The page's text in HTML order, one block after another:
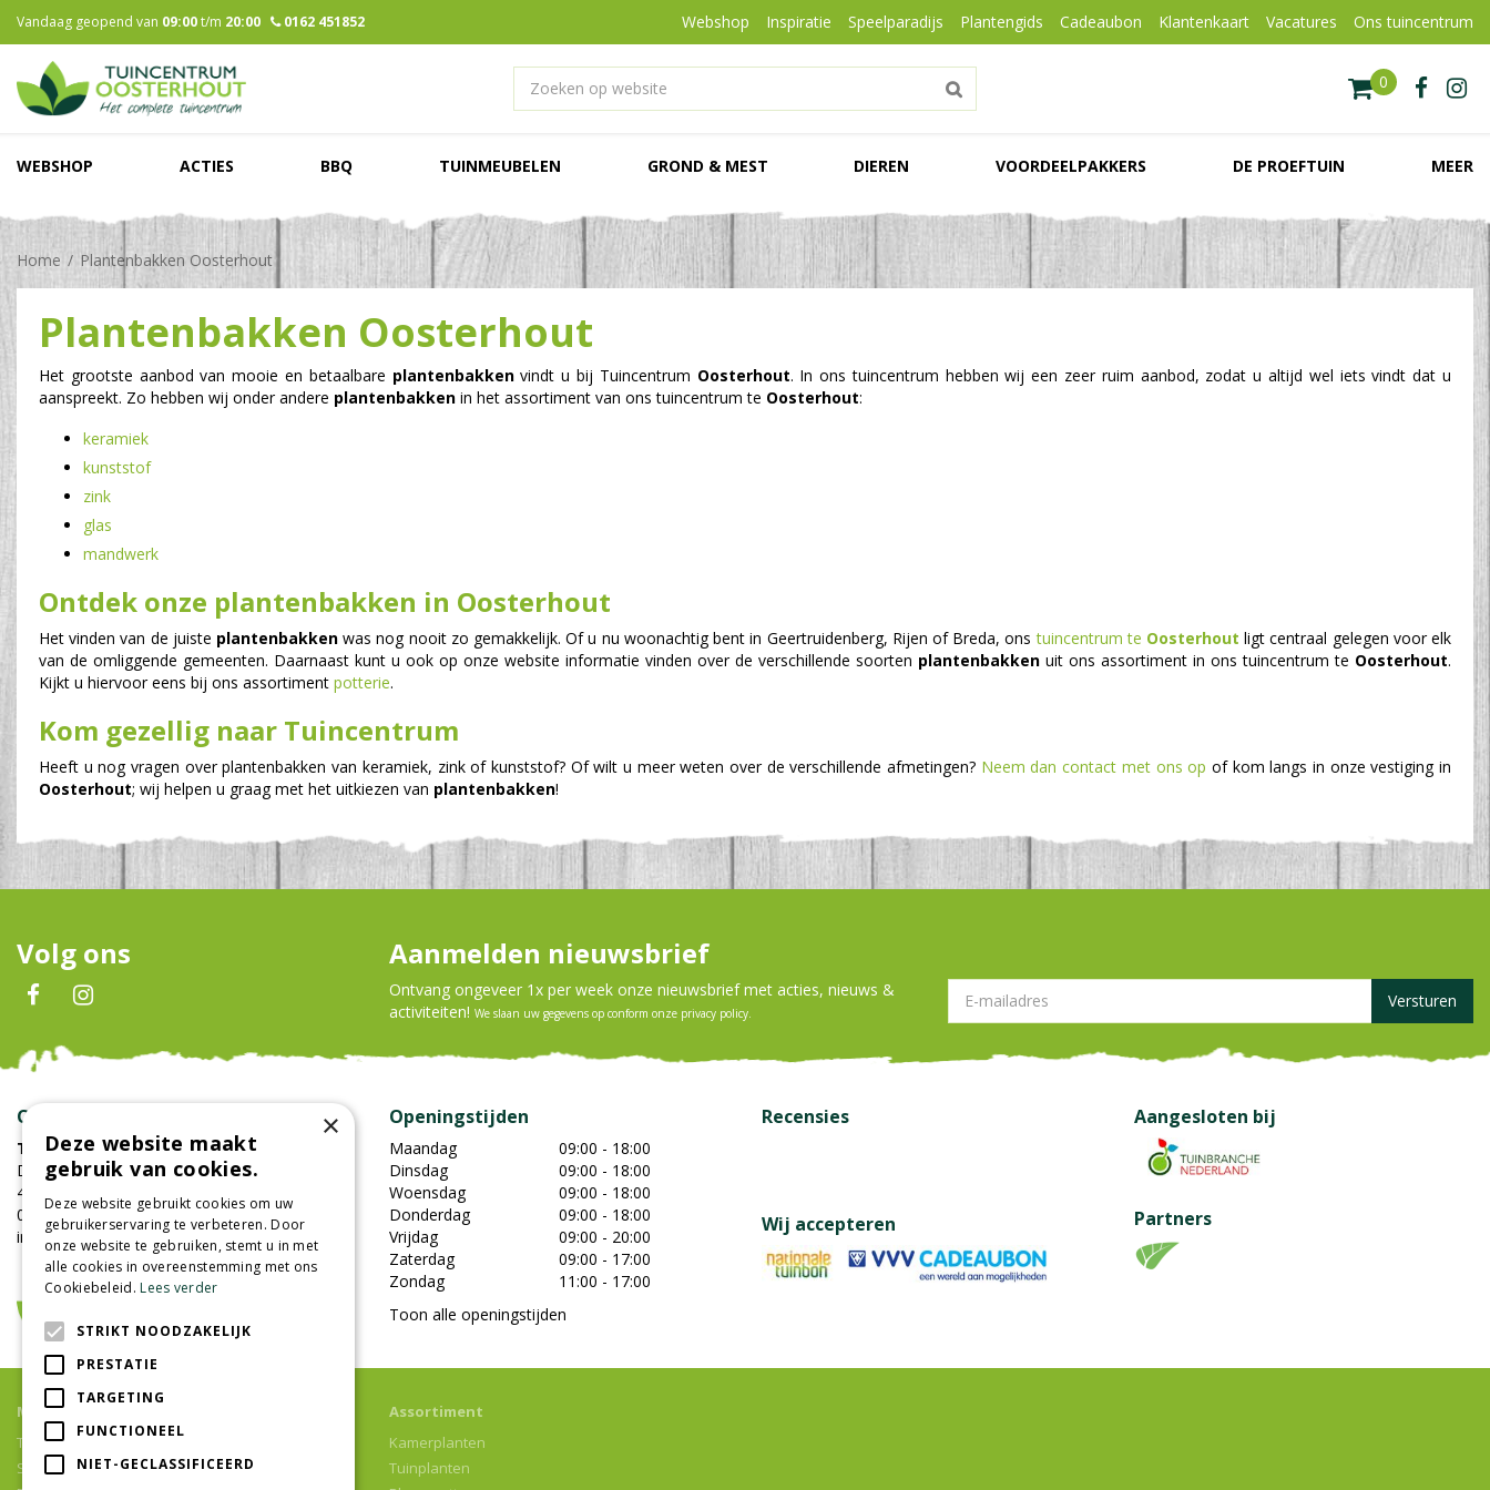
naar
Home Plantenbakken Oosterhout
Vandaag geopend van 09:00t/m 20:00 0162 451852 Webshop Inspiratie Speelparadijs Plantengids Cadeaubon Klantenkaart Vacatures Ons tuincentrum
WEBSHOP ACTIES BBQ TUINMEUBELEN GROND & MEST DIEREN VOORDEELPAKKERS DE PROEFTUIN MEER
Plantenbakken Oosterhout
Het grootste aanbod van mooie en betaalbare plantenbakkenvindt u bij Tuincentrum Oosterhout. In ons tuincentrum hebben wij een zeer ruim aanbod, zodat u altijd wel iets vindt dat u
aanspreekt. Zo hebben wij onder andere plantenbakken in het assortiment van ons tuincentrum te Oosterhout:
keramiek
kunststof
zink
glas
mandwerk
Ontdek onze plantenbakken in Oosterhout
Het vinden van de juiste plantenbakken was nog nooit zo gemakkelijk. Of u nu woonachtig bent in Geertruidenberg, Rijen of Breda, onstuincentrum te Oosterhout ligt centraal gelegen voor elk
van de omliggende gemeenten. Daarnaast kunt u ook op onze website informatie vinden over de verschillende soorten plantenbakken uit ons assortiment in ons tuincentrum te Oosterhout.
Kijkt u hiervoor eens bij ons assortiment potterie.
Kom gezellig naar Tuincentrum
Heeft u nog vragen over plantenbakken van keramiek, zink of kunststof? Of wilt u meer weten over de verschillende afmetingen? Neem dan contact met ons op of kom langs in onze vestiging in
Oosterhout; wij helpen u graag met het uitkiezen van plantenbakken!
Aanmelden nieuwsbrief
Ontvang ongeveer 1x per week onze nieuwsbrief met acties, nieuws &
activiteiten! We slaan uw gegevens op conform onze privacy policy
Volg ons
Contact
Tuincentrum Oosterhout
Damweg 7
4905BS Oosterhout
0162-451852
info@tuincentrumoosterhout.nl
Openingstijden
Maandag
09:00 - 18:00
Dinsdag
09:00 - 18:00
Woensdag
09:00 - 18:00
Donderdag
09:00 - 18:00
Vrijdag
09:00 - 20:00
Zaterdag
09:00 - 17:00
Zondag
11:00 - 17:00
Toon alle openingstijden
Recensies Aangesloten bij
Partners
Wij accepteren
Meer informatie
Tuincentrum
Speelparadijs
Assortiment
Kamerplanten
Tuinplanten
×
Deze website maakt
gebruik van cookies.
Deze website gebruikt cookies om uw
gebruikerservaring te verbeteren. Door
onze website te gebruiken, stemt u in met
alle cookies in overeenstemming met ons
Cookiebeleid.Lees verder
STRIKT NOODZAKELIJK
PRESTATIE
TARGETING
FUNCTIONEEL
NIET-GECLASSIFICEERD